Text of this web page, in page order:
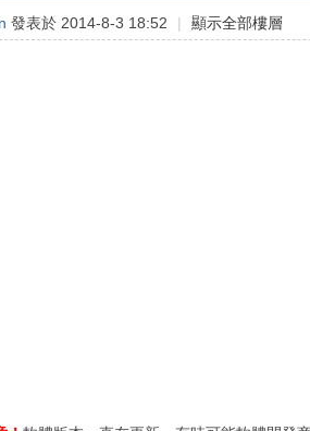
發表於 2014-8-3 18:52 | 顯示全部樓層